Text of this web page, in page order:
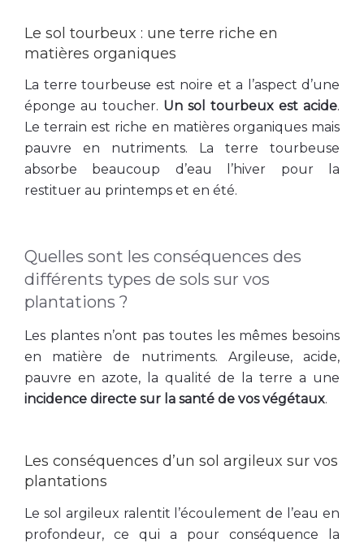
Le sol tourbeux : une terre riche en
matières organiques
La terre tourbeuse est noire et a l’aspect d’une
éponge au toucher. Un sol tourbeux est acide.
Le terrain est riche en matières organiques mais
pauvre en nutriments. La terre tourbeuse
absorbe beaucoup d’eau l’hiver pour la
restituer au printemps et en été.
Quelles sont les conséquences des
différents types de sols sur vos
plantations ?
Les plantes n’ont pas toutes les mêmes besoins
en matière de nutriments. Argileuse, acide,
pauvre en azote, la qualité de la terre a une
incidence directe sur la santé de vos végétaux.
Les conséquences d’un sol argileux sur vos
plantations
Le sol argileux ralentit l’écoulement de l’eau en
profondeur, ce qui a pour conséquence la